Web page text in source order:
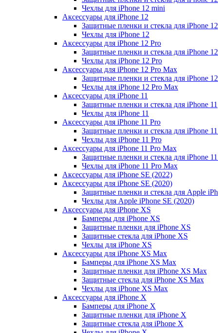
Чехлы для iPhone 12 mini
Аксессуары для iPhone 12
Защитные пленки и стекла для iPhone 12
Чехлы для iPhone 12
Аксессуары для iPhone 12 Pro
Защитные пленки и стекла для iPhone
Чехлы для iPhone 12 Pro
Аксессуары для iPhone 12 Pro Max
Защитные пленки и стекла для iPhone
Чехлы для iPhone 12 Pro Max
Аксессуары для iPhone 11
Защитные пленки и стекла для iPhone 11
Чехлы для iPhone 11
Аксессуары для iPhone 11 Pro
Защитные пленки и стекла для iPhone
Чехлы для iPhone 11 Pro
Аксессуары для iPhone 11 Pro Max
Защитные пленки и стекла для iPhone
Чехлы для iPhone 11 Pro Max
Аксессуары для iPhone SE (2022)
Аксессуары для iPhone SE (2020)
Защитные пленки и стекла для Apple
Чехлы для Apple iPhone SE (2020)
Аксессуары для iPhone ХS
Бамперы для iPhone ХS
Защитные пленки для iPhone ХS
Защитные стекла для iPhone ХS
Чехлы для iPhone ХS
Аксессуары для iPhone ХS Max
Бамперы для iPhone XS Max
Защитные пленки для iPhone XS Max
Защитные стекла для iPhone XS Max
Чехлы для iPhone XS Max
Аксессуары для iPhone X
Бамперы для iPhone X
Защитные пленки для iPhone X
Защитные стекла для iPhone X